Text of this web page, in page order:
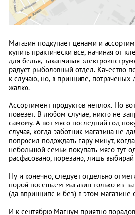
Магазин подкупает ценами и
купить практически все, начиная от
для белья, заканчивая
радует рыболовный отдел. Качество
к случаю, но, в принципе, потраченых
жалко.
Ассортимент продуктов неплох. Но
повезет. В любом случае, никто не
самому. А вот мясо последний год
случая, когда работник магазина не
попросил подождать пару минут,
небольшой семьи покупать мясо тут
расфасовано, порезано, лишь выбирай
Ну и конечно, следует отдельно
порой посещаем магазин только из-
(да впринципе и без) в этом магазине
И к сентябрю Магнум приятно